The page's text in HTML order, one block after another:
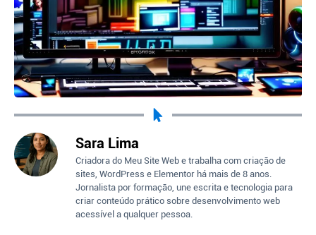
Sara Lima
Criadora do Meu Site Web e trabalha com criação de
sites, WordPress e Elementor há mais de 8 anos.
Jornalista por formação, une escrita e tecnologia para
criar conteúdo prático sobre desenvolvimento web
acessível a qualquer pessoa.